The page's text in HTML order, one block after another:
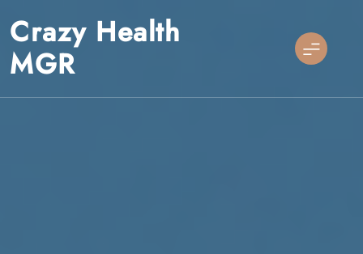
to
content
Crazy Health
MGR